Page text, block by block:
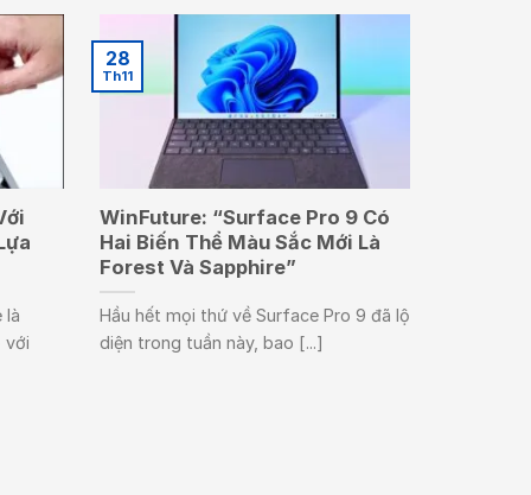
là
với
WinFuture: “Surface Pro 9 Có
Hai Biến Thể Màu Sắc Mới Là
Forest Và Sapphire”
Hầu hết mọi thứ về Surface Pro 9 đã lộ
diện trong tuần này, bao [...]
28
Th11